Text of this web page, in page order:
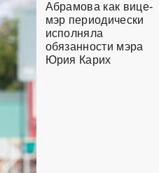
Абрамова как вице-
мэр периодически
исполняла
обязанности мэра
Юрия Карих